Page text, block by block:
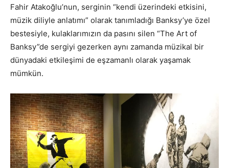
Fahir Atakoğlu’nun, serginin “kendi üzerindeki etkisini,
müzik diliyle anlatımı” olarak tanımladığı Banksy’ye özel
bestesiyle, kulaklarımızın da pasını silen “The Art of
Banksy”de sergiyi gezerken aynı zamanda müzikal bir
dünyadaki etkileşimi de eşzamanlı olarak yaşamak
mümkün.